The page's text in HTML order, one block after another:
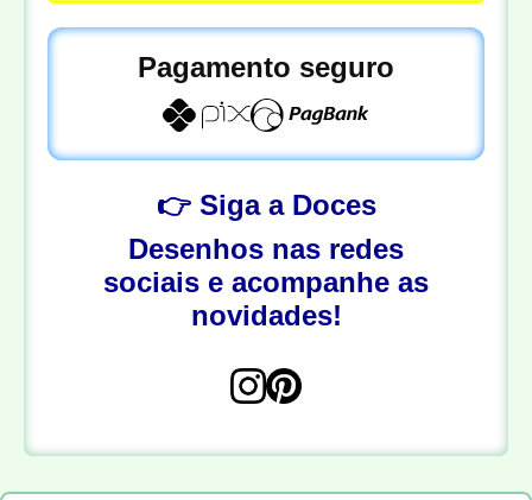
Pagamento seguro
👉 Siga a Doces
Desenhos nas redes
sociais e acompanhe as
novidades!